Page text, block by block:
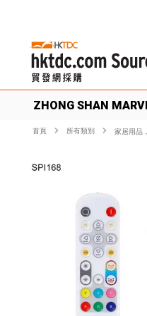
ZHONG SHAN
首頁 所有類別 家居用品